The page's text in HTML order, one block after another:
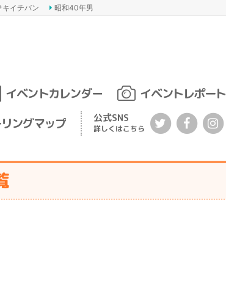
キイチバン
昭和40年男
イベントカレンダー イベントレポート
ングマップ 公式SNS
詳しくはこちら